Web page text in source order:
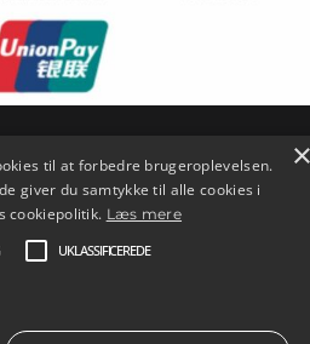
2026 SySL |Credits
til at forbedre brugeroplevelsen.
giver du samtykke til alle cookies i
cookiepolitik. Læs mere
UKLASSIFICEREDE